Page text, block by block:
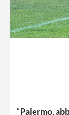
“Palermo,